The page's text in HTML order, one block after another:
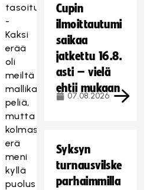
tasoitukseen.
-
Kaksi
erää
oli
meiltä
mallikasta
peliä,
mutta
kolmas
erä
meni
kyllä
puolustamiseksi
Cupin
ilmoittautumi
saikaa
jatkettu 16.8.
asti – vielä
ehtii mukaan
07.08.2026
Syksyn
turnausvilske
parhaimmilla